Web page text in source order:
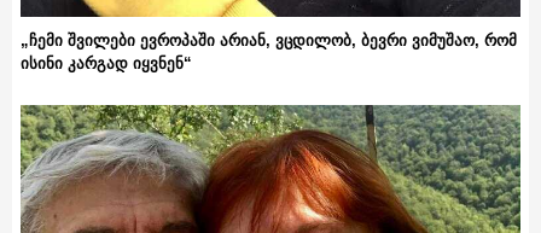
„ჩემი შვილები ევროპაში არიან, ვცდილობ, ბევრი ვიმუშაო, რომ
ისინი კარგად იყვნენ“